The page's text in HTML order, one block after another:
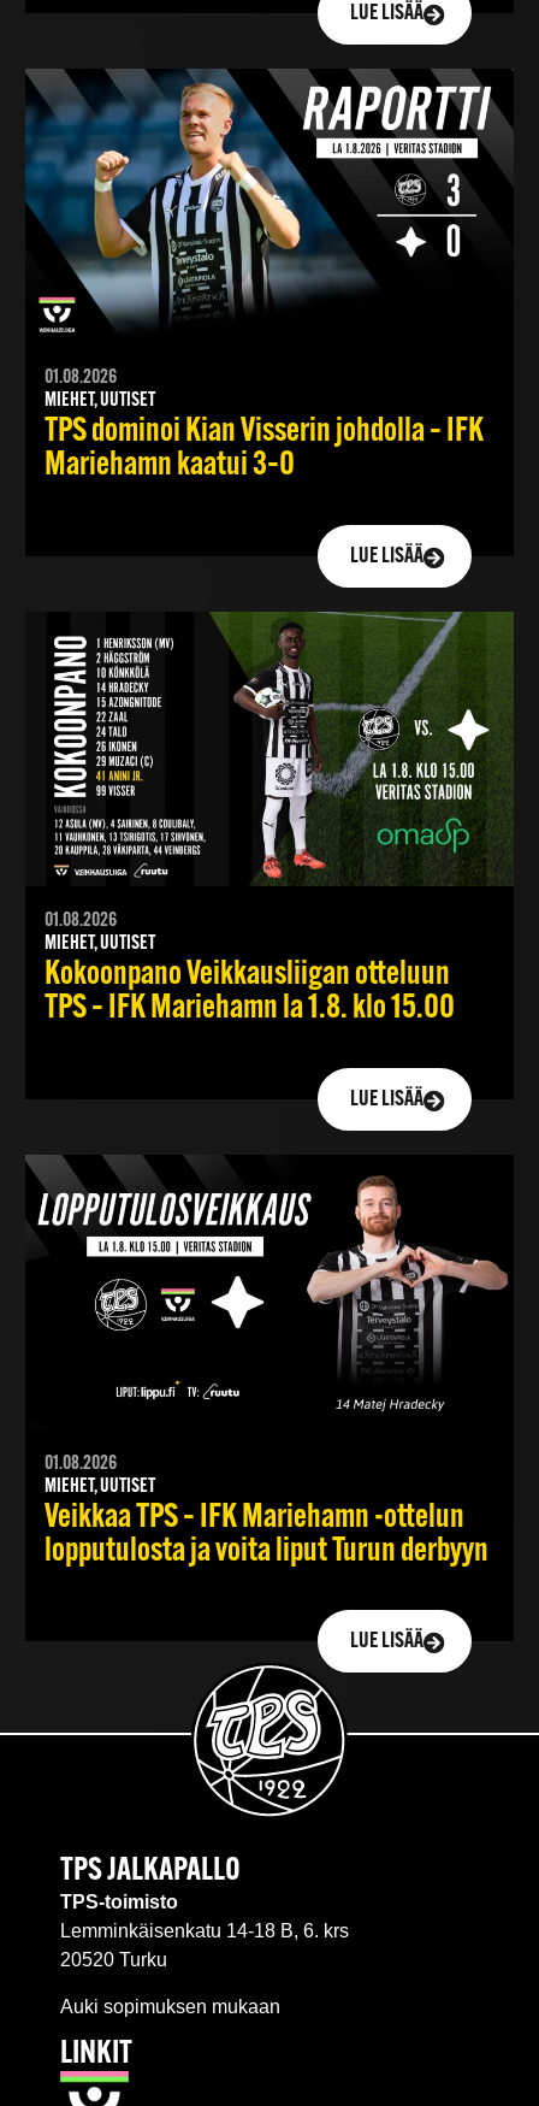
LUE LISÄÄ
01.08.2026
MIEHET, UUTISET
TPS dominoi Kian Visserin johdolla – IFK
Mariehamn kaatui 3–0
LUE LISÄÄ
01.08.2026
MIEHET, UUTISET
Kokoonpano Veikkausliigan otteluun
TPS – IFK Mariehamn la 1.8. klo 15.00
LUE LISÄÄ
01.08.2026
MIEHET, UUTISET
Veikkaa TPS – IFK Mariehamn -ottelun
lopputulosta ja voita liput Turun derbyyn
LUE LISÄÄ
TPS JALKAPALLO
TPS-toimisto
Lemminkäisenkatu 14-18 B, 6. krs
20520 Turku
Auki sopimuksen mukaan
LINKIT